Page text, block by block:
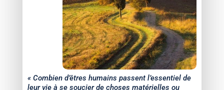
« Combien d’êtres humains passent l’essentiel de
leur vie à se soucier de choses matérielles ou